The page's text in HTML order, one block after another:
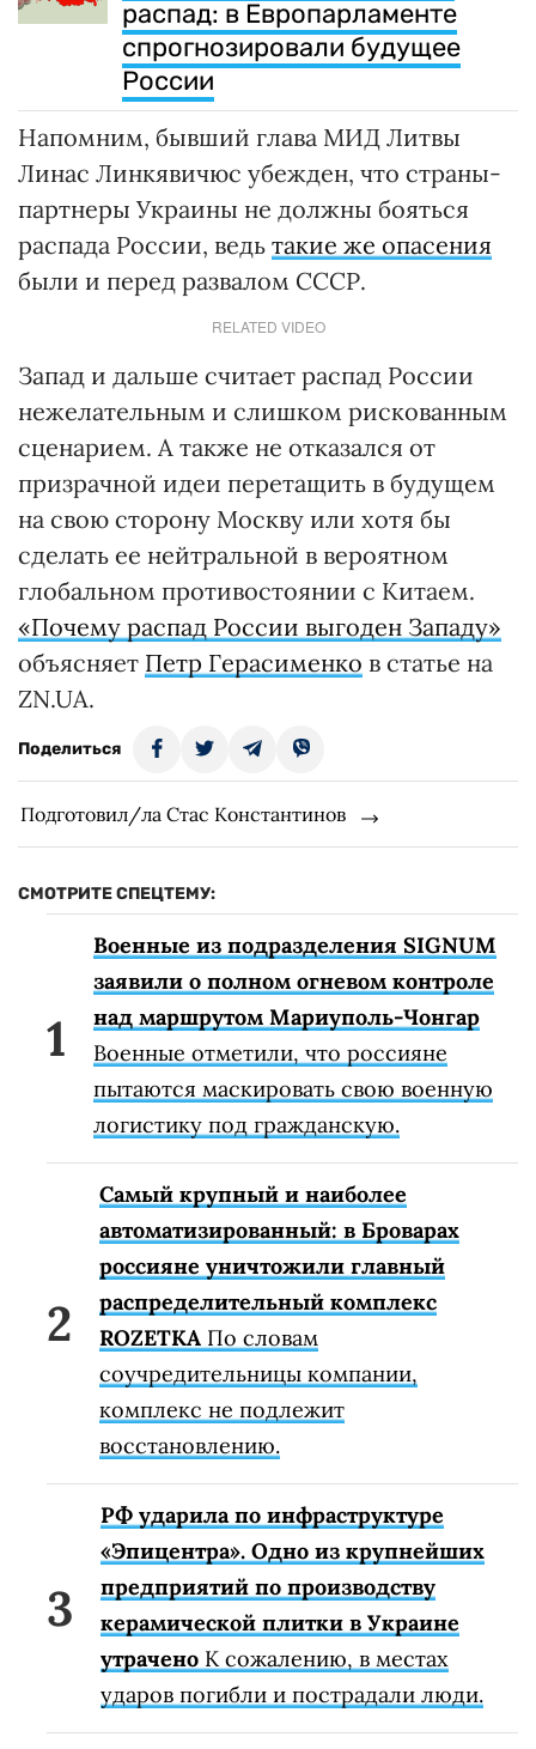
распад: в Европарламенте
спрогнозировали будущее
России
Напомним, бывший глава МИД Литвы
Линас Линкявичюс убежден, что страны-
партнеры Украины не должны бояться
распада России, ведь такие же опасения
были и перед развалом СССР.
RELATED VIDEO
Запад и дальше считает распад России
нежелательным и слишком рискованным
сценарием. А также не отказался от
призрачной идеи перетащить в будущем
на свою сторону Москву или хотя бы
сделать ее нейтральной в вероятном
глобальном противостоянии с Китаем.
«Почему распад России выгоден Западу»
объясняет Петр Герасименко в статье на
ZN.UA.
Поделиться
Подготовил/ла Стас Константинов
СМОТРИТЕ СПЕЦТЕМУ:
Военные из подразделения SIGNUM
заявили о полном огневом контроле
над маршрутом Мариуполь-Чонгар
Военные отметили, что россияне
пытаются маскировать свою военную
логистику под гражданскую.
Самый крупный и наиболее
автоматизированный: в Броварах
россияне уничтожили главный
распределительный комплекс
ROZETKA По словам
соучредительницы компании,
комплекс не подлежит
восстановлению.
РФ ударила по инфраструктуре
«Эпицентра». Одно из крупнейших
предприятий по производству
керамической плитки в Украине
утрачено К сожалению, в местах
ударов погибли и пострадали люди.